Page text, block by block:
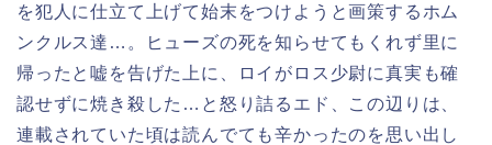
を犯人に仕立て上げて始末をつけようと画策するホム
ンクルス達…。ヒューズの死を知らせてもくれず里に
帰ったと嘘を告げた上に、ロイがロス少尉に真実も確
認せずに焼き殺した…と怒り詰るエド、この辺りは、
連載されていた頃は読んでても辛かったのを思い出し